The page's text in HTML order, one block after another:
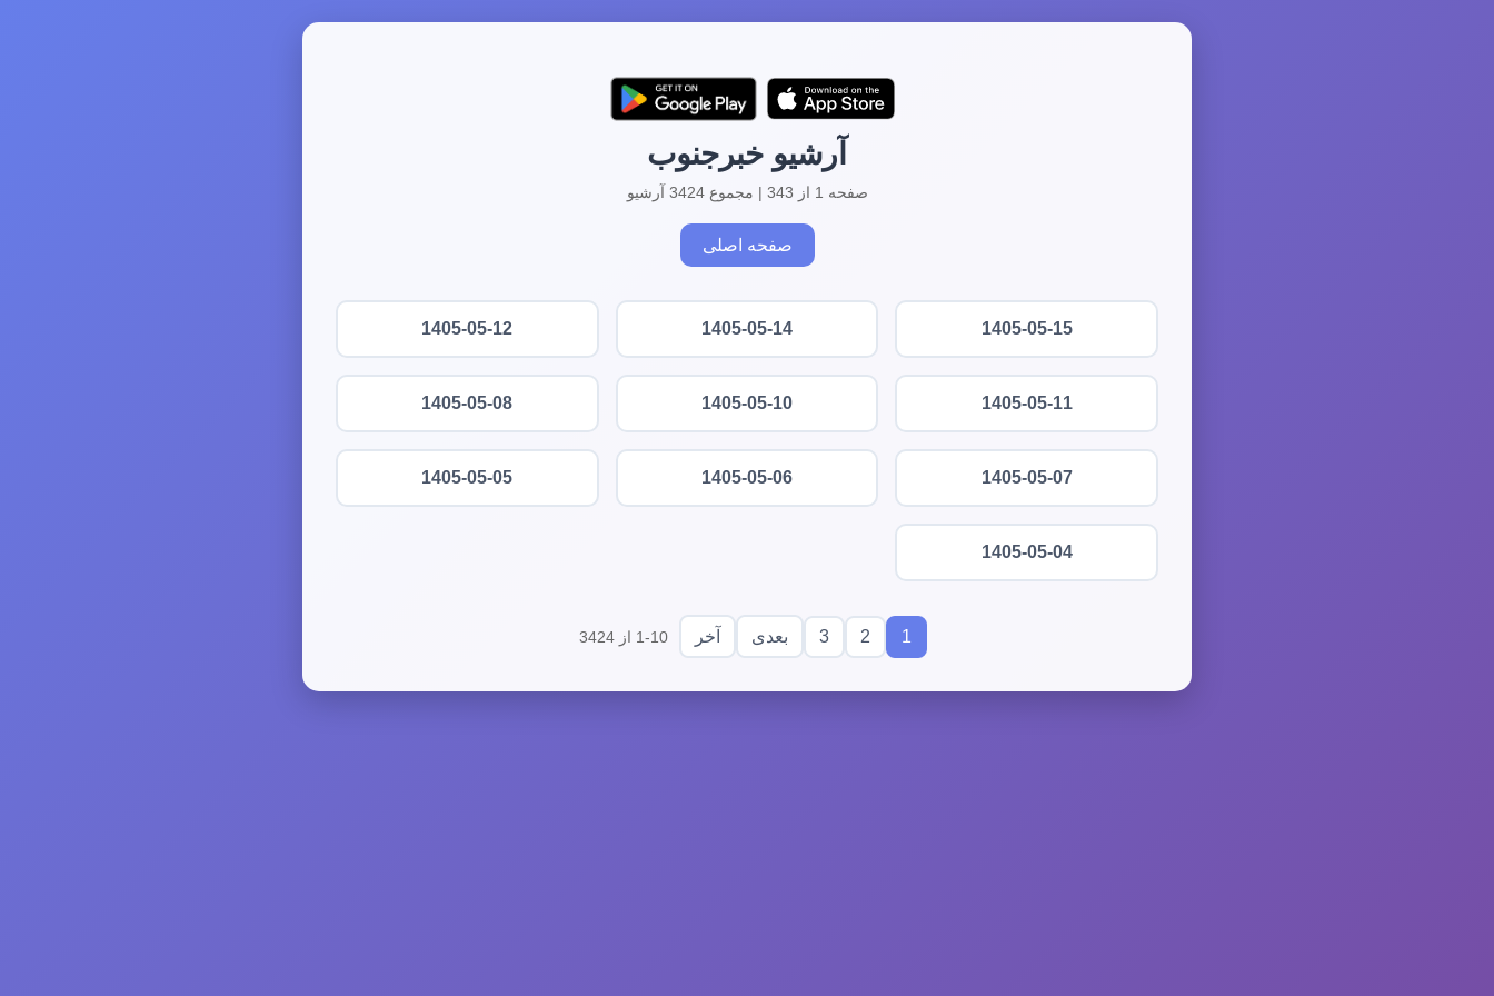
آرشیو خبرجنوب
صفحه 1 از 343 | مجموع 3424 آرشیو
صفحه اصلی
1405-05-15
1405-05-14
1405-05-12
1405-05-11
1405-05-10
1405-05-08
1405-05-07
1405-05-06
1405-05-05
1405-05-04
1
2
3 بعدی آخر 1-10 از 3424